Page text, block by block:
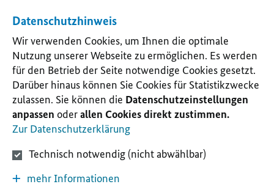
Datenschutzhinweis
Wir verwenden Cookies, um Ihnen die optimale
Nutzung unserer Webseite zu ermöglichen. Es werden
für den Betrieb der Seite notwendige Cookies gesetzt.
Darüber hinaus können Sie Cookies für Statistikzwecke
zulassen. Sie können die Datenschutzeinstellungen
anpassen oderallen Cookies direkt zustimmen.
Zur Datenschutzerklärung
Technisch notwendig (nicht abwählbar)
mehr Informationen